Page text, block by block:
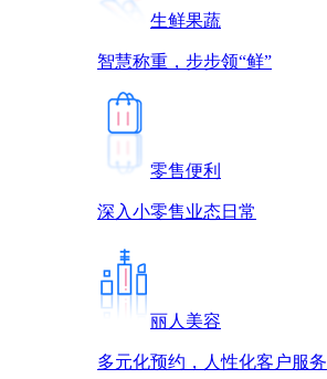
生鲜果蔬
智慧称重，步步领“鲜”
零售便利
深入小零售业态日常
丽人美容
多元化预约，人性化客户服务